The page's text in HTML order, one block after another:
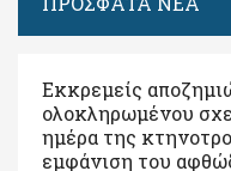
Εκκρεμείς
ολοκληρωμένου
ημέρα της
εμφάνιση του